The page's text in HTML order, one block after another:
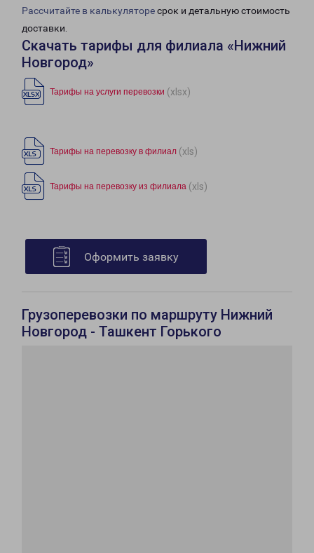
Рассчитайте в калькуляторесрок и детальную стоимость
доставки.
Скачать тарифы для филиала «Нижний
Новгород»
Тарифы на услуги перевозки (xlsx)
Тарифы на перевозку в филиал (xls)
Тарифы на перевозку из филиала (xls)
Оформить заявку
Грузоперевозки по маршруту Нижний
Новгород - Ташкент Горького